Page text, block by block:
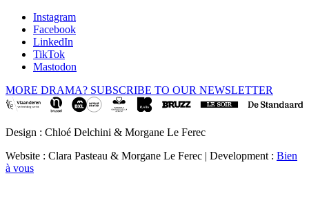
Instagram
Facebook
LinkedIn
TikTok
Mastodon
MORE DRAMA? SUBSCRIBE TO OUR NEWSLETTER
Design : Chloé Delchini & Morgane Le Ferec
Website : Clara Pasteau & Morgane Le Ferec | Development : Bien
à vous